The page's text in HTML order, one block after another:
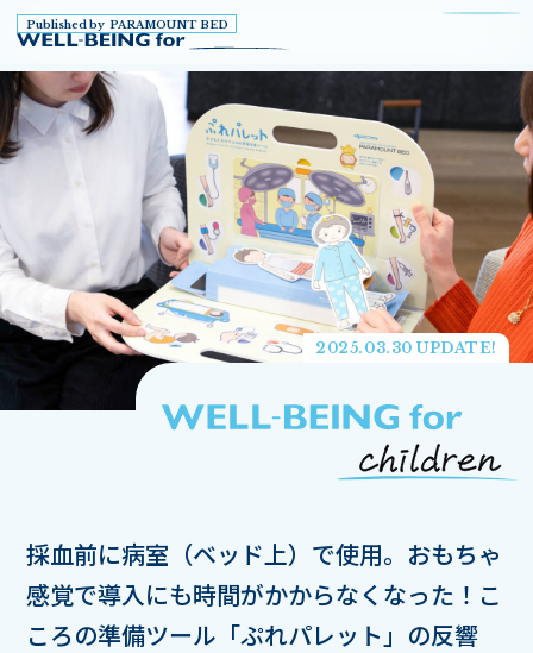
Published by PARAMOUNT BED
2025.03.30 UPDATE!
採血前に病室（ベッド上）で使用。 おもちゃ
感覚で導入にも時間がかからなくなった！ こ
ころの準備ツール「ぷれパレット」の反響